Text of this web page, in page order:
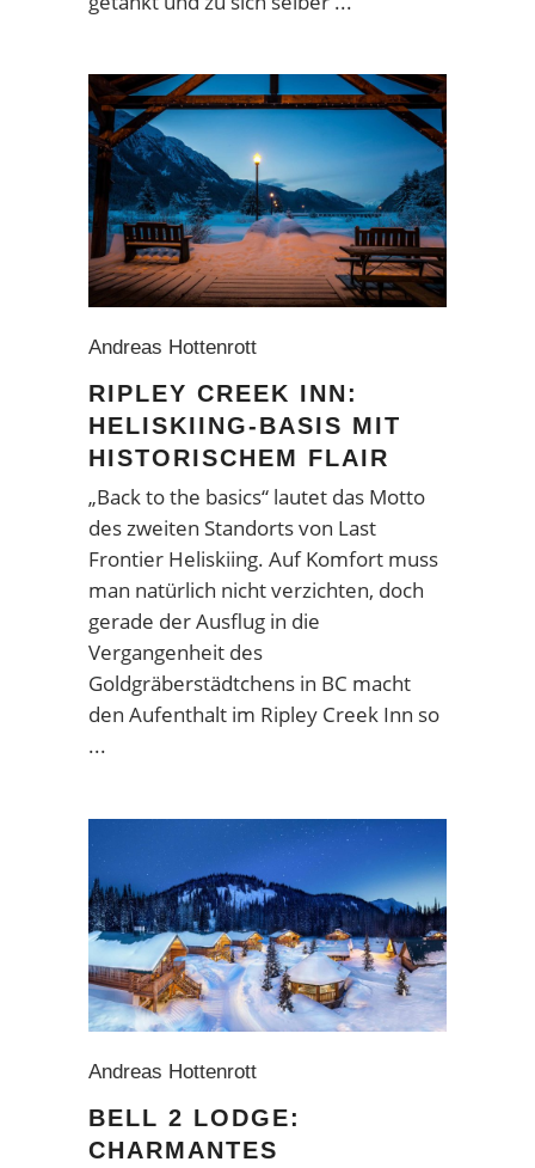
Andreas Hottenrott
RIPLEY CREEK INN:
HELISKIING-BASIS MIT
HISTORISCHEM FLAIR
„Back to the basics“ lautet das Motto
des zweiten Standorts von Last
Frontier Heliskiing. Auf Komfort muss
man natürlich nicht verzichten, doch
gerade der Ausflug in die
Vergangenheit des
Goldgräberstädtchens in BC macht
den Aufenthalt im Ripley Creek Inn so
Andreas Hottenrott
BELL 2 LODGE:
CHARMANTES